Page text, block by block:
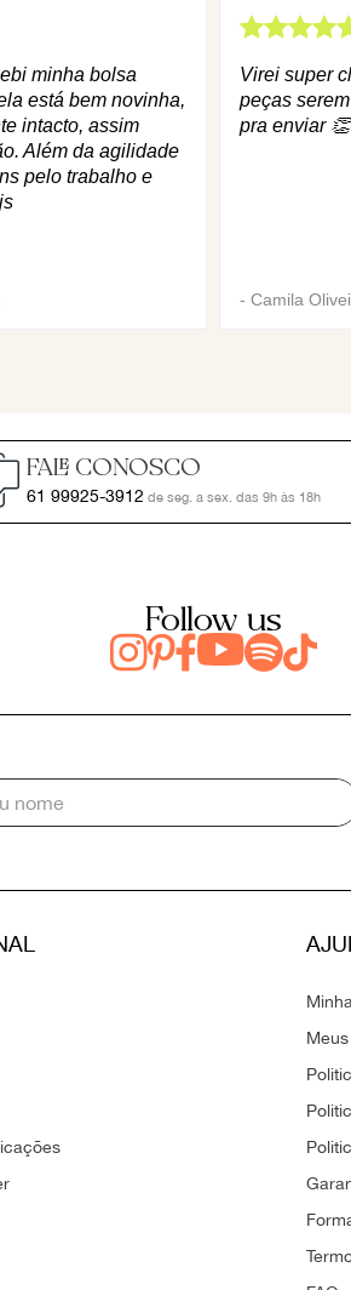
minha bolsa
está bem novinha,
intacto, assim
Além da agilidade
pelo trabalho e
Virei super
peças
pra enviar
- Camila
FALE CONOSCO
61 99925-3912 de seg. a sex. das 9h às 18h
Follow us